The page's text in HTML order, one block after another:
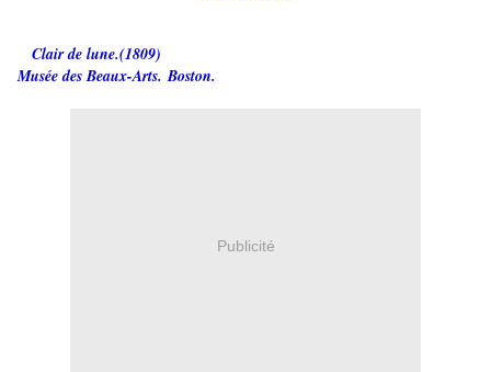
Clair de lune.(1809)
Musée des Beaux-Arts. Boston.
Publicité